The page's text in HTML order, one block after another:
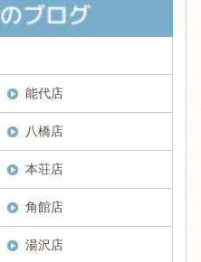
能代店
八橋店
本荘店
角館店
湯沢店